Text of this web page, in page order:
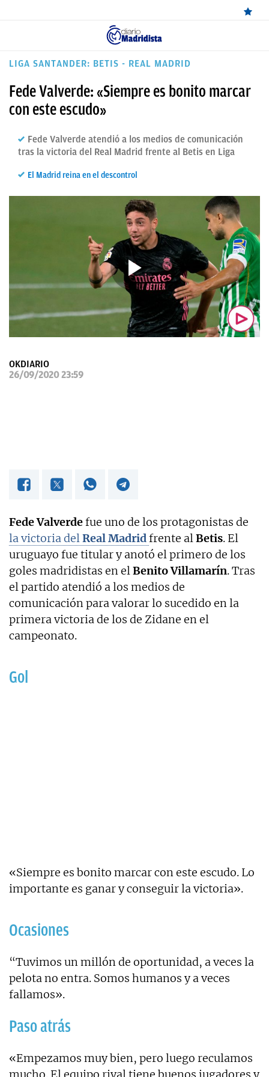
ÚLTIMAS
REAL
BALONCESTO
CANTERA
FICHAJES
OKDIARIO
LIGA SANTANDER: BETIS - REAL MADRID
Fede Valverde: «Siempre es bonito marcar
con este escudo»
Fede Valverde atendió a los medios de comunicación
tras la victoria del Real Madrid frente al Betis en Liga
El Madrid reina en el descontrol
OKDIARIO
26/09/2020 23:59
Fede Valverdefue uno de los protagonistas de
la victoria delReal Madridfrente alBetis. El
uruguayo fue titular y anotó el primero de los
goles madridistas en elBenito Villamarín. Tras
el partido atendió a los medios de
comunicación para valorar lo sucedido en la
primera victoria de los de Zidane en el
campeonato.
Gol
«Siempre es bonito marcar con este escudo. Lo
importante es ganar y conseguir la victoria».
Ocasiones
“Tuvimos un millón de oportunidad, a veces la
pelota no entra. Somos humanos y a veces
fallamos».
Paso atrás
«Empezamos muy bien, pero luego reculamos
mucho. El equipo rival tiene buenos jugadores y